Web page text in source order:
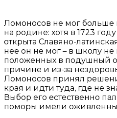
Ломоносов не мог больше
на родине: хотя в 1723
открыта Славяно-
нее он не мог – в школу
положенных в подушный
причине и из-за
Ломоносов принял
края и идти туда, где не
Выбор его естественно
поморы имели